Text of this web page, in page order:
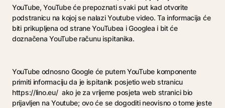
YouTube, YouTube će prepoznati svaki put kad otvorite
podstranicu na kojoj se nalazi Youtube video. Ta informacija će
biti prikupljena od strane YouTubea i Googlea i bit će
doznačena YouTube računu ispitanika.
YouTube odnosno Google će putem YouTube komponente
primiti informaciju da je ispitanik posjetio web stranicu
https://lino.eu/ ako je za vrijeme posjeta web stranici bio
prijavljen na Youtube; ovo će se dogoditi neovisno o tome jeste